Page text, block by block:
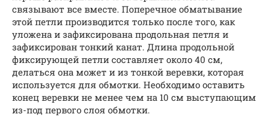
связывают все вместе. Поперечное обматывание
этой петли производится только после того, как
уложена и зафиксирована продольная петля и
зафиксирован тонкий канат. Длина продольной
фиксирующей петли составляет около 40 см,
делаться она может и из тонкой веревки, которая
используется для обмотки. Необходимо оставить
конец веревки не менее чем на 10 см выступающим
из-под первого слоя обмотки.